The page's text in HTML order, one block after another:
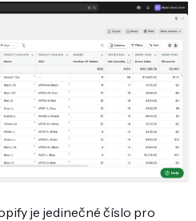
je jedinečné číslo pro